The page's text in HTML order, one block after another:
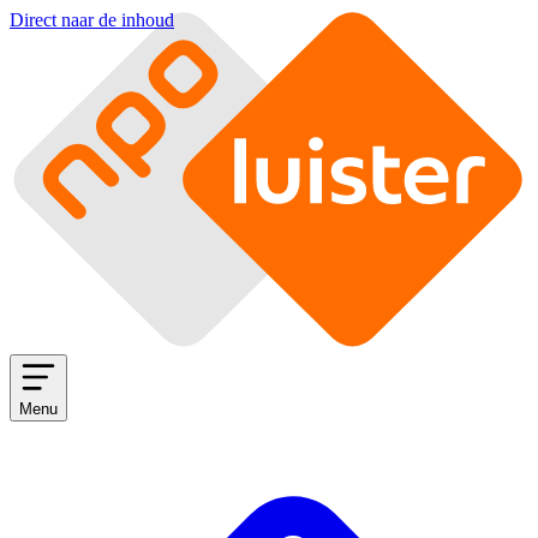
Direct naar de inhoud
Menu